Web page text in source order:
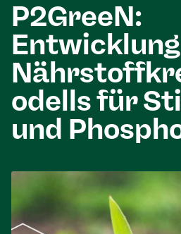
P2GreeN:
odells für
und